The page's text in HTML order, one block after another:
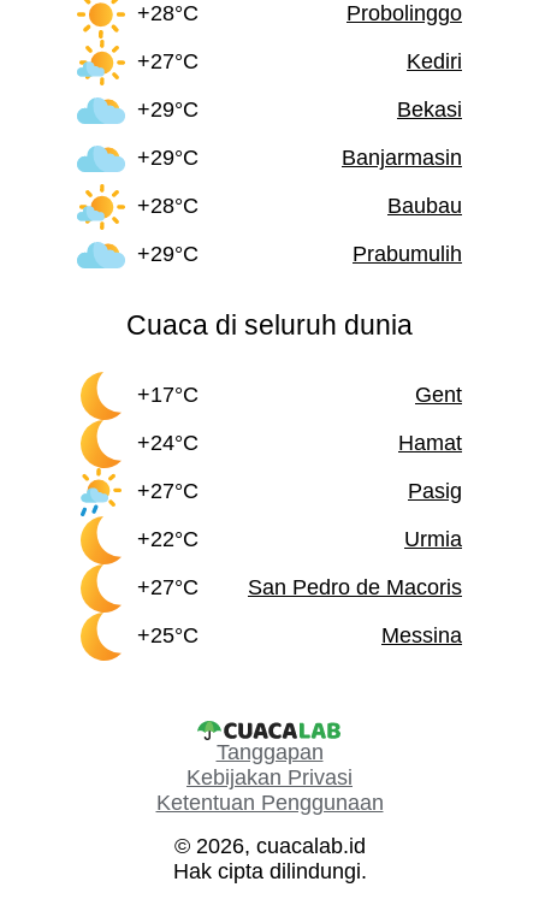
+28°C
Probolinggo
+27°C
Kediri
+29°C
Bekasi
+29°C
Banjarmasin
+28°C
Baubau
+29°C
Prabumulih
Cuaca di seluruh dunia
+17°C
Gent
+24°C
Hamat
+27°C
Pasig
+22°C
Urmia
+27°C
San Pedro de Macoris
+25°C
Messina
Tanggapan
Kebijakan Privasi
Ketentuan Penggunaan
© 2026, cuacalab.id
Hak cipta dilindungi.